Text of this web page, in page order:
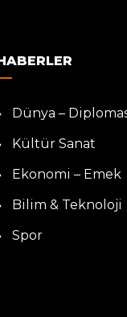
Dünya –
Kültür Sanat
Ekonomi – Emek
Bilim & Teknoloji
Spor